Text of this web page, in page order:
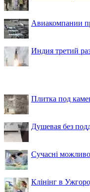
Авиакомпании
Индия третий
Плитка под
Душевая без
Сучасні
Клінінг в